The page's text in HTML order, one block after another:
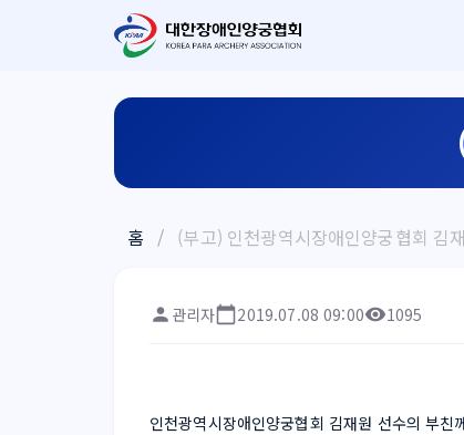
홈 / (부고) 인천광역시장애인양궁협회 김
관리자 2019.07.08 09:00 1095
인천광역시장애인양궁협회 김재원 선수의 부